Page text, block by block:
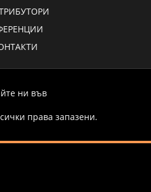
ни във
права запазени.